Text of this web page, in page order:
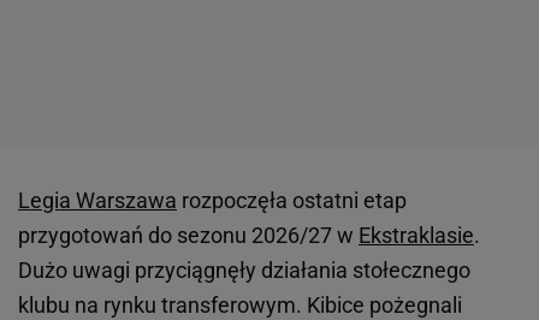
Legia Warszawa rozpoczęła ostatni etap
przygotowań do sezonu 2026/27 w Ekstraklasie.
Dużo uwagi przyciągnęły działania stołecznego
klubu na rynku transferowym. Kibice pożegnali